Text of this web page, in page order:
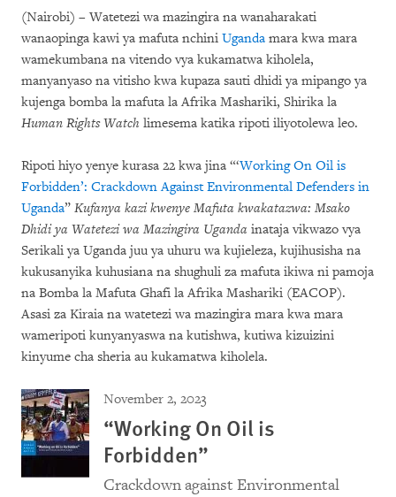
(Nairobi) – Watetezi wa mazingira na wanaharakati
wanaopinga kawi ya mafuta nchini Uganda mara kwa mara
wamekumbana na vitendo vya kukamatwa kiholela,
manyanyaso na vitisho kwa kupaza sauti dhidi ya mipango ya
kujenga bomba la mafuta la Afrika Mashariki, Shirika la
Human Rights Watch limesema katika ripoti iliyotolewa leo.
Ripoti hiyo yenye kurasa 22 kwa jina “‘Working On Oil is
Forbidden’: Crackdown Against Environmental Defenders in
Uganda” Kufanya kazi kwenye Mafuta kwakatazwa: Msako
Dhidi ya Watetezi wa Mazingira Uganda inataja vikwazo vya
Serikali ya Uganda juu ya uhuru wa kujieleza, kujihusisha na
kukusanyika kuhusiana na shughuli za mafuta ikiwa ni pamoja
na Bomba la Mafuta Ghafi la Afrika Mashariki (EACOP).
Asasi za Kiraia na watetezi wa mazingira mara kwa mara
wameripoti kunyanyaswa na kutishwa, kutiwa kizuizini
kinyume cha sheria au kukamatwa kiholela.
November 2, 2023
“Working On Oil is
Forbidden”
Crackdown against Environmental